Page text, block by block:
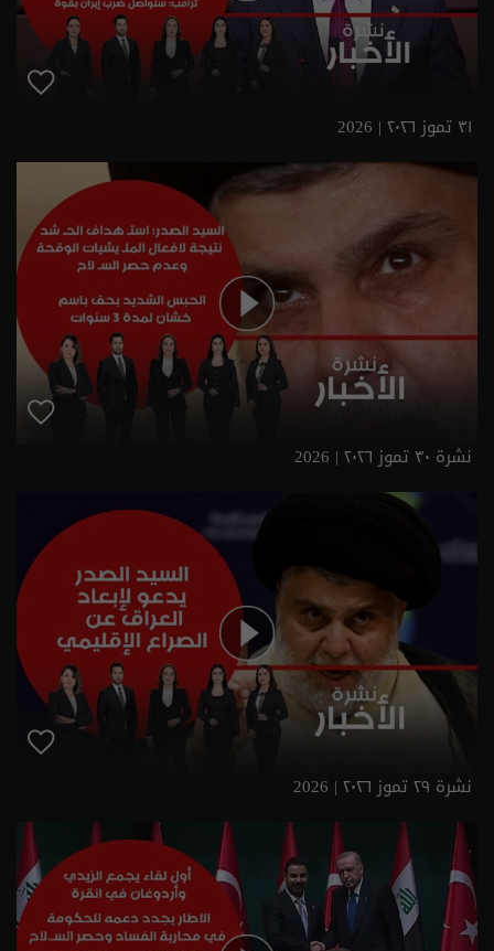
٣١ تموز ٢٠٢٦ | 2026
نشرة ٣٠ تموز ٢٠٢٦ | 2026
نشرة ٢٩ تموز ٢٠٢٦ | 2026